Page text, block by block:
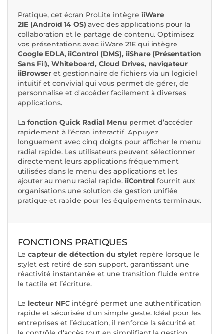
Pratique, cet écran ProLite intègre iiWare
21E (Android 14 OS) avec des applications pour la
collaboration et le partage de contenu. Optimisez
vos présentations avec iiWare 21E qui intègre
Google EDLA, iiControl (DMS), iiShare (Présentation
Sans Fil), Whiteboard, Cloud Drives, navigateur
iiBrowser et gestionnaire de fichiers via un logiciel
intuitif et convivial qui vous permet de gérer, de
personnalise et d'accéder facilement à diverses
applications.
La fonction Quick Radial Menu permet d’accéder
rapidement à l’écran interactif. Appuyez
longuement avec cinq doigts pour afficher le menu
radial rapide. Les utilisateurs peuvent sélectionner
directement leurs applications fréquemment
utilisées dans le menu des applications et les
ajouter au menu radial rapide. iiControl fournit aux
organisations une solution de gestion unifiée
pratique et rapide pour les équipements terminaux.
FONCTIONS PRATIQUES
Le capteur de détection du stylet repère lorsque le
stylet est retiré de son support, garantissant une
réactivité instantanée et une transition fluide entre
le tactile et l’écriture.
Le lecteur NFC intégré permet une authentification
rapide et sécurisée d'un simple geste. Idéal pour les
entreprises et l’éducation, il renforce la sécurité et